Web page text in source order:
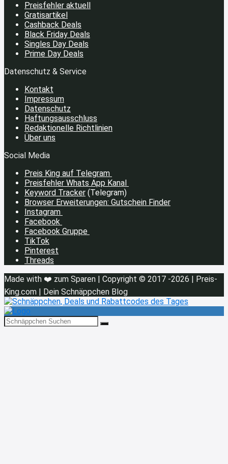
Preisfehler aktuell
Gratisartikel
Cashback Deals
Black Friday Deals
Singles Day Deals
Prime Day Deals
Datenschutz & Service
Kontakt
Impressum
Datenschutz
Haftungsausschluss
Redaktionelle Richtlinien
Über uns
Social Media
Preis King auf Telegram
Preisfehler Whats App Kanal
Keyword Tracker (Telegram)
Browser Erweiterungen: Gutschein Finder
Instagram
Facebook
Facebook Gruppe
TikTok
Pinterest
Threads
Made with ❤️ zum Sparen | Copyright © 2017 -2026 | Preis-
King.com | Dein Schnäppchen Blog